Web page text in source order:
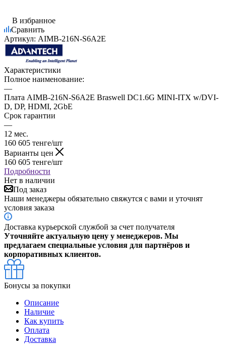
В избранное
Сравнить
Артикул: AIMB-216N-S6A2E
Характеристики
Полное наименование:
—
Плата AIMB-216N-S6A2E Braswell DC1.6G MINI-ITX w/DVI-
D, DP, HDMI, 2GbE
Срок гарантии
—
12 мес.
160 605 тенге/шт
Варианты цен
160 605 тенге/шт
Подробности
Нет в наличии
Под заказ
Наши менеджеры обязательно свяжутся с вами и уточнят
условия заказа
Доставка курьерской службой за счет получателя
Уточняйте актуальную цену у менеджеров. Мы
предлагаем специальные условия для партнёров и
корпоративных клиентов.
Бонусы за покупки
Описание
Наличие
Как купить
Оплата
Доставка